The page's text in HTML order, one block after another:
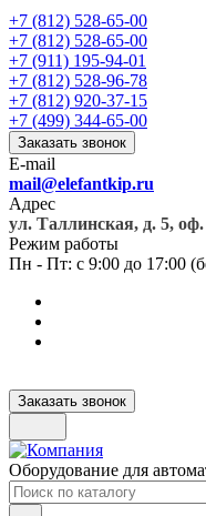
+7 (812) 528-65-00
+7 (812) 528-65-00
+7 (911) 195-94-01
+7 (812) 528-96-78
+7 (812) 920-37-15
+7 (499) 344-65-00
Заказать звонок
E-mail
mail@elefantkip.ru
Адрес
ул. Таллинская, д. 5,
Режим работы
Пн - Пт: с 9:00 до 17:00
Заказать звонок
Оборудование для